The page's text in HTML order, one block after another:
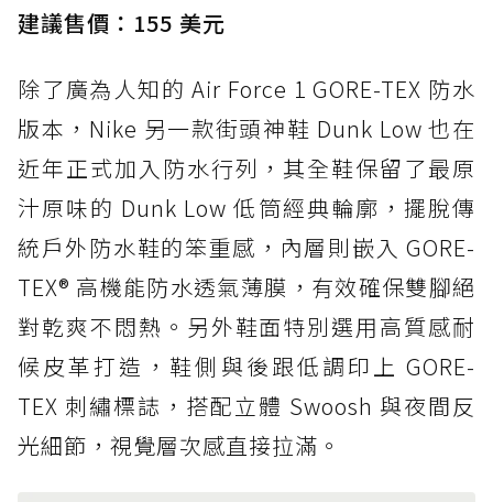
建議售價：155 美元
除了廣為人知的 Air Force 1 GORE-TEX 防水
版本，Nike 另一款街頭神鞋 Dunk Low 也在
近年正式加入防水行列，其全鞋保留了最原
汁原味的 Dunk Low 低筒經典輪廓，擺脫傳
統戶外防水鞋的笨重感，內層則嵌入 GORE-
TEX® 高機能防水透氣薄膜，有效確保雙腳絕
對乾爽不悶熱。另外鞋面特別選用高質感耐
候皮革打造，鞋側與後跟低調印上 GORE-
TEX 刺繡標誌，搭配立體 Swoosh 與夜間反
光細節，視覺層次感直接拉滿。